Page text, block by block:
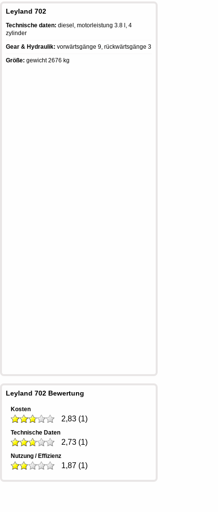
Leyland 702
Technische daten: diesel, motorleistung 3.8 l, 4
zylinder
Gear & Hydraulik: vorwärtsgänge 9, rückwärtsgänge 3
Größe: gewicht 2676 kg
Leyland 702 Bewertung
Kosten
2,83 (1)
Technische Daten
2,73 (1)
Nutzung / Effizienz
1,87 (1)